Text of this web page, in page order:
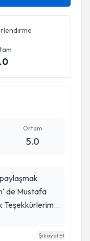
Ortam
5.0
de Mustafa
Teşekkürlerimi
KAKŞİ
Şikayet Et